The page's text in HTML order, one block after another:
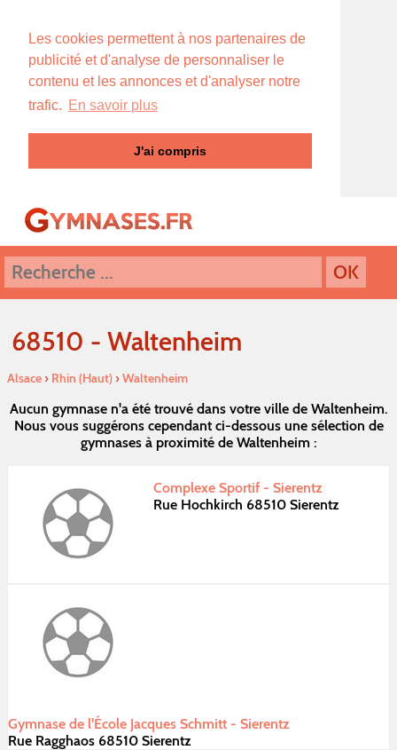
Les cookies permettent à nos partenaires de
publicité et d'analyse de personnaliser le
contenu et les annonces et d'analyser notre
trafic. En savoir plus
J'ai compris
68510 - Waltenheim
Alsace› Rhin (Haut)›Waltenheim
Aucun gymnase n'a été trouvé dans votre ville de Waltenheim.
Nous vous suggérons cependant ci-dessous une sélection de
gymnases à proximité de Waltenheim :
Complexe Sportif - Sierentz
Rue Hochkirch 68510 Sierentz
Gymnase de l'École Jacques Schmitt - Sierentz
Rue Ragghaos 68510 Sierentz